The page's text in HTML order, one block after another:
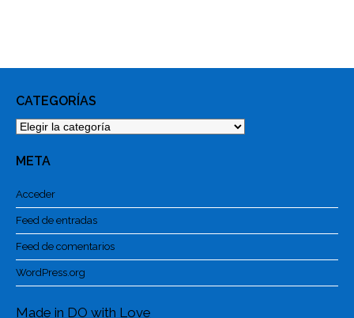
CATEGORÍAS
Categorías
META
Acceder
Feed de entradas
Feed de comentarios
WordPress.org
Made in DO with Love